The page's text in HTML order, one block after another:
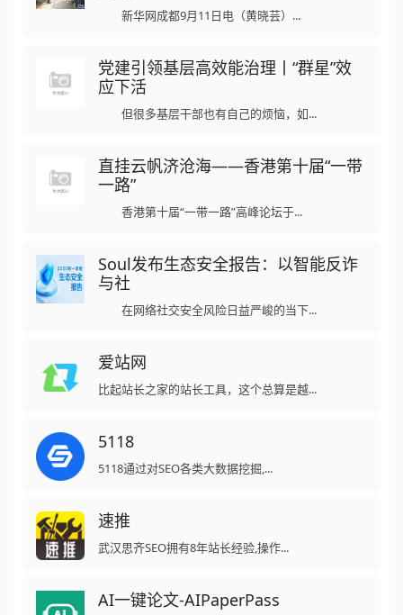
新华网成都9月11日电（黄晓芸）...
党建引领基层高效能治理丨“群星”效
应下活
但很多基层干部也有自己的烦恼，如...
直挂云帆济沧海——香港第十届“一带
一路”
香港第十届“一带一路”高峰论坛于...
Soul发布生态安全报告：以智能反诈
与社
在网络社交安全风险日益严峻的当下...
爱站网
比起站长之家的站长工具，这个总算是越...
5118
5118通过对SEO各类大数据挖掘,...
速推
武汉思齐SEO拥有8年站长经验,操作...
AI一键论文-AIPaperPass